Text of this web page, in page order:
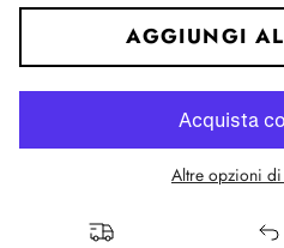
AGGIUNGI
Altre opzioni